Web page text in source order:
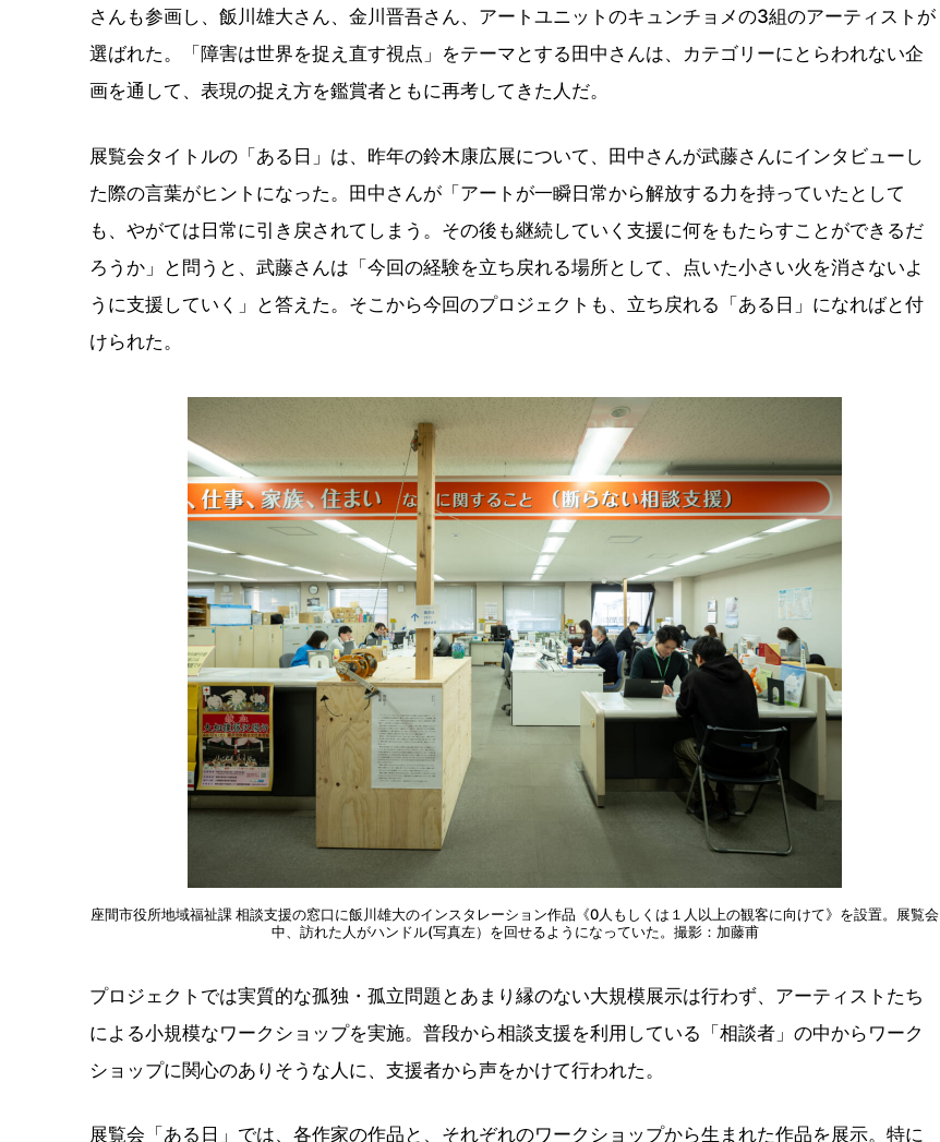
さんも参画し、飯川雄大さん、金川晋吾さん、アートユニットのキュンチョメの3組のアーティストが
選ばれた。「障害は世界を捉え直す視点」をテーマとする田中さんは、カテゴリーにとらわれない企
画を通して、表現の捉え方を鑑賞者ともに再考してきた人だ。
展覧会タイトルの「ある日」は、昨年の鈴木康広展について、田中さんが武藤さんにインタビューし
た際の言葉がヒントになった。田中さんが「アートが一瞬日常から解放する力を持っていたとして
も、やがては日常に引き戻されてしまう。その後も継続していく支援に何をもたらすことができるだ
ろうか」と問うと、武藤さんは「今回の経験を立ち戻れる場所として、点いた小さい火を消さないよ
うに支援していく」と答えた。そこから今回のプロジェクトも、立ち戻れる「ある日」になればと付
けられた。
座間市役所地域福祉課 相談支援の窓口に飯川雄大のインスタレーション作品《0人もしくは１人以上の観客に向けて》を設置。展覧会
中、訪れた人がハンドル(写真左）を回せるようになっていた。撮影：加藤甫
プロジェクトでは実質的な孤独・孤立問題とあまり縁のない大規模展示は行わず、アーティストたち
による小規模なワークショップを実施。普段から相談支援を利用している「相談者」の中からワーク
ショップに関心のありそうな人に、支援者から声をかけて行われた。
展覧会「ある日」では、各作家の作品と、それぞれのワークショップから生まれた作品を展示。特に